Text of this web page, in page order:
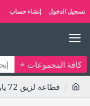
تسجيل الدخول إنشاء حساب
كافة المجموعات
قطاعة لزيق 72 يارد رقم T20031